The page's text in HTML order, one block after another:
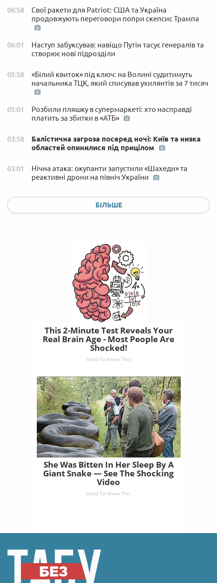
06:58
Свої ракети для Patriot: США та Україна
продовжують переговори попри скепсис Трампа
06:01
Наступ забуксував: навіщо Путін тасує генералів та
створює нові підрозділи
05:58
«Білий квиток» під ключ: на Волині судитимуть
начальника ТЦК, який списував ухилянтів за 7 тисяч
05:01
Розбили пляшку в супермаркеті: хто насправді
платить за збитки в «АТБ»
03:58
Балістична загроза посеред ночі: Київ та низка
областей опинилися під прицілом
03:01
Нічна атака: окупанти запустили «Шахеди» та
реактивні дрони на північ України
БІЛЬШЕ
This 2-Minute Test Reveals Your
Real Brain Age - Most People Are
Shocked!
Good To Know This
She Was Bitten In Her Sleep By A
Giant Snake — See The Shocking
Video
Good To Know This